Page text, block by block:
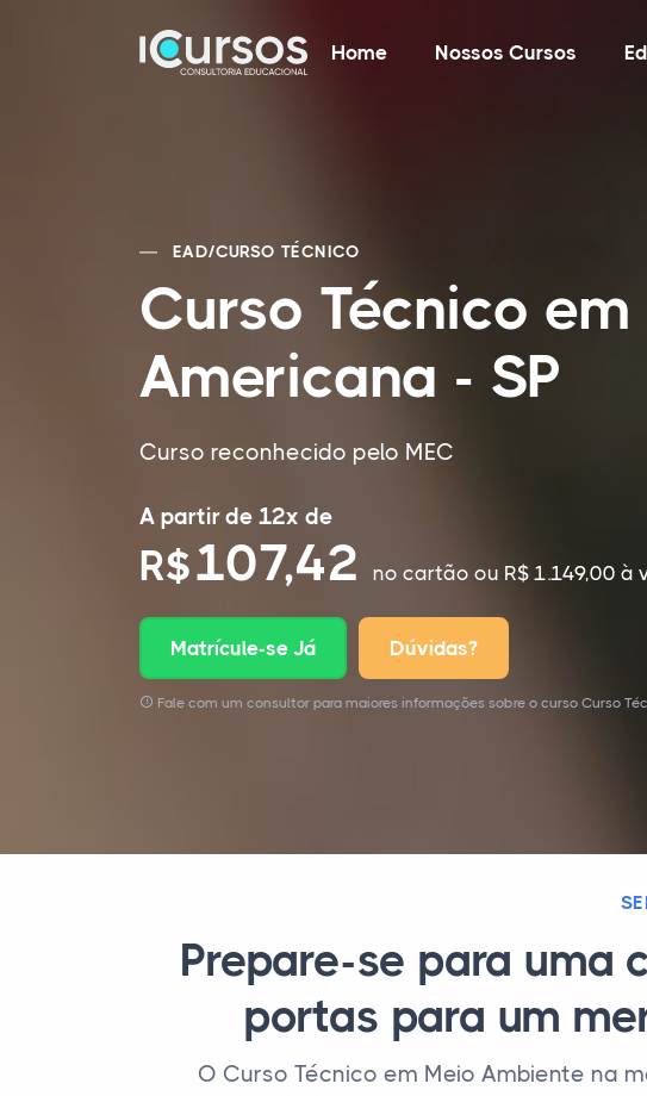
Home Nossos Cursos
EAD/CURSO TÉCNICO
Curso Técnico
Americana - SP
Curso reconhecido pelo MEC
A partir de 12x de
R$107,42 no cartão ou R$ 1.149,00 à
Matrícule-se Já Dúvidas?
Fale com um consultor para maiores informações sobre o curso Curso
Prepare-se para uma
portas para um
O Curso Técnico em Meio Ambiente na